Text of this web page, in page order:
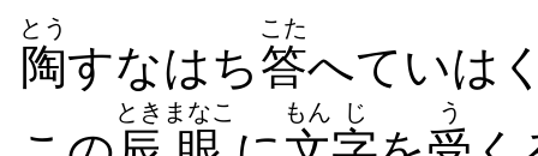
陶
とう
すなはち答
こた
へていは
とき まなこ もん じ う